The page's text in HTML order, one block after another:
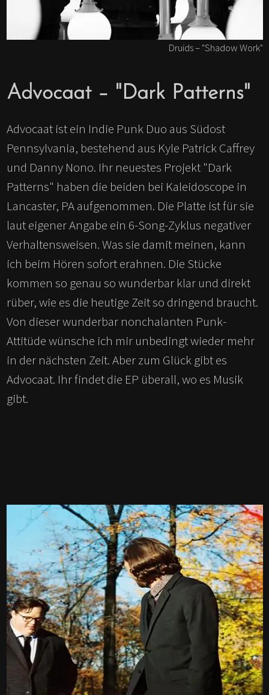
Druids – "Shadow Work"
Advocaat – "Dark Patterns"
Advocaat ist ein Indie Punk Duo aus Südost
Pennsylvania, bestehend aus Kyle Patrick Caffrey
und Danny Nono. Ihr neuestes Projekt "Dark
Patterns" haben die beiden bei Kaleidoscope in
Lancaster, PA aufgenommen. Die Platte ist für sie
laut eigener Angabe ein 6-Song-Zyklus negativer
Verhaltensweisen. Was sie damit meinen, kann
ich beim Hören sofort erahnen. Die Stücke
kommen so genau so wunderbar klar und direkt
rüber, wie es die heutige Zeit so dringend braucht.
Von dieser wunderbar nonchalanten Punk-
Attitüde wünsche ich mir unbedingt wieder mehr
in der nächsten Zeit. Aber zum Glück gibt es
Advocaat. Ihr findet die EP überall, wo es Musik
gibt.